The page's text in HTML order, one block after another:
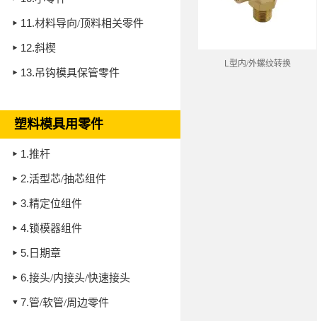
11.材料导向/顶料相关零件
12.斜楔
13.吊钩模具保管零件
塑料模具用零件
1.推杆
2.活型芯/抽芯组件
3.精定位组件
4.锁模器组件
5. 日期章
6.接头/内接头/快速接头
7.管/软管/周边零件
L型内/外螺纹转换